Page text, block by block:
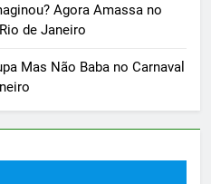
Agora Amassa no
de Janeiro
Mas Não Baba no Carnaval